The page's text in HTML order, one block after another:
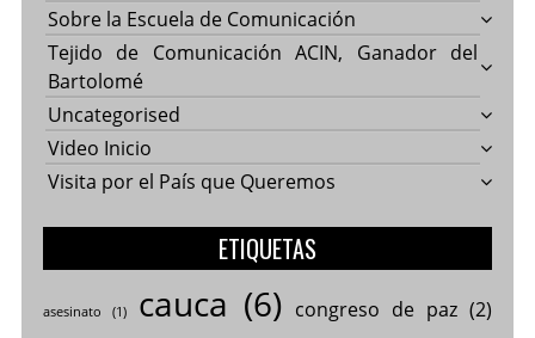
Sobre la Escuela de Comunicación
Tejido de Comunicación ACIN, Ganador del
Bartolomé
Uncategorised
Video Inicio
Visita por el País que Queremos
ETIQUETAS
asesinato (1) cauca (6) congreso de paz(2)